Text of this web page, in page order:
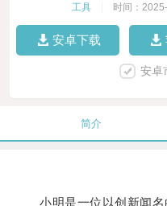
工具 时间：
安卓下载
安卓
简介
小明是一位以创新闻名